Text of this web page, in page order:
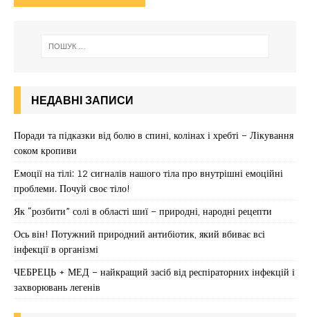
НЕДАВНІ ЗАПИСИ
Поради та підказки від болю в спині, колінах і хребті – Лікування
соком кропиви
Емоції на тілі: 12 сигналів нашого тіла про внутрішні емоційні
проблеми. Почуй своє тіло!
Як “розбити” солі в області шиї – природні, народні рецепти
Ось він! Потужний природний антибіотик, який вбиває всі
інфекції в організмі
ЧЕБРЕЦЬ + МЕД – найкращий засіб від респіраторних інфекцій і
захворювань легенів